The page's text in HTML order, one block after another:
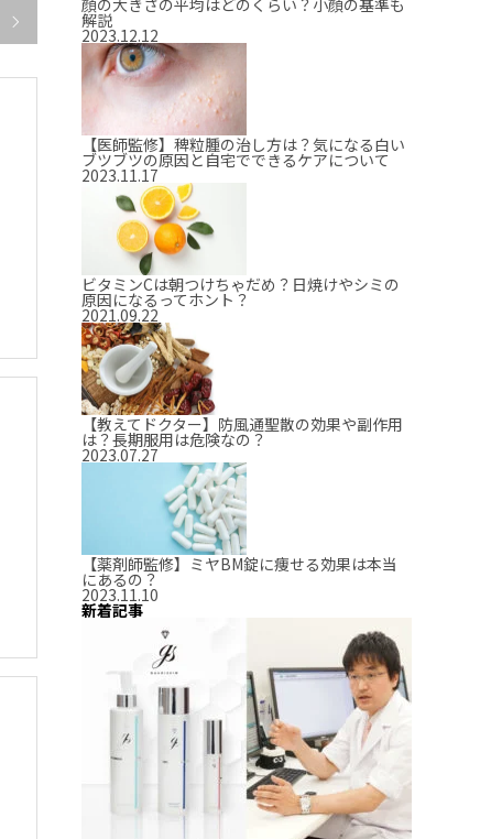

顔の大きさの平均はどのくらい？小顔の基準も
解説
2023.12.12
【医師監修】稗粒腫の治し方は？気になる白い
ブツブツの原因と自宅でできるケアについて
2023.11.17
ビタミンCは朝つけちゃだめ？日焼けやシミの
原因になるってホント？
2021.09.22
【教えてドクター】防風通聖散の効果や副作用
は？長期服用は危険なの？
2023.07.27
【薬剤師監修】ミヤBM錠に痩せる効果は本当
にあるの？
2023.11.10
新着記事